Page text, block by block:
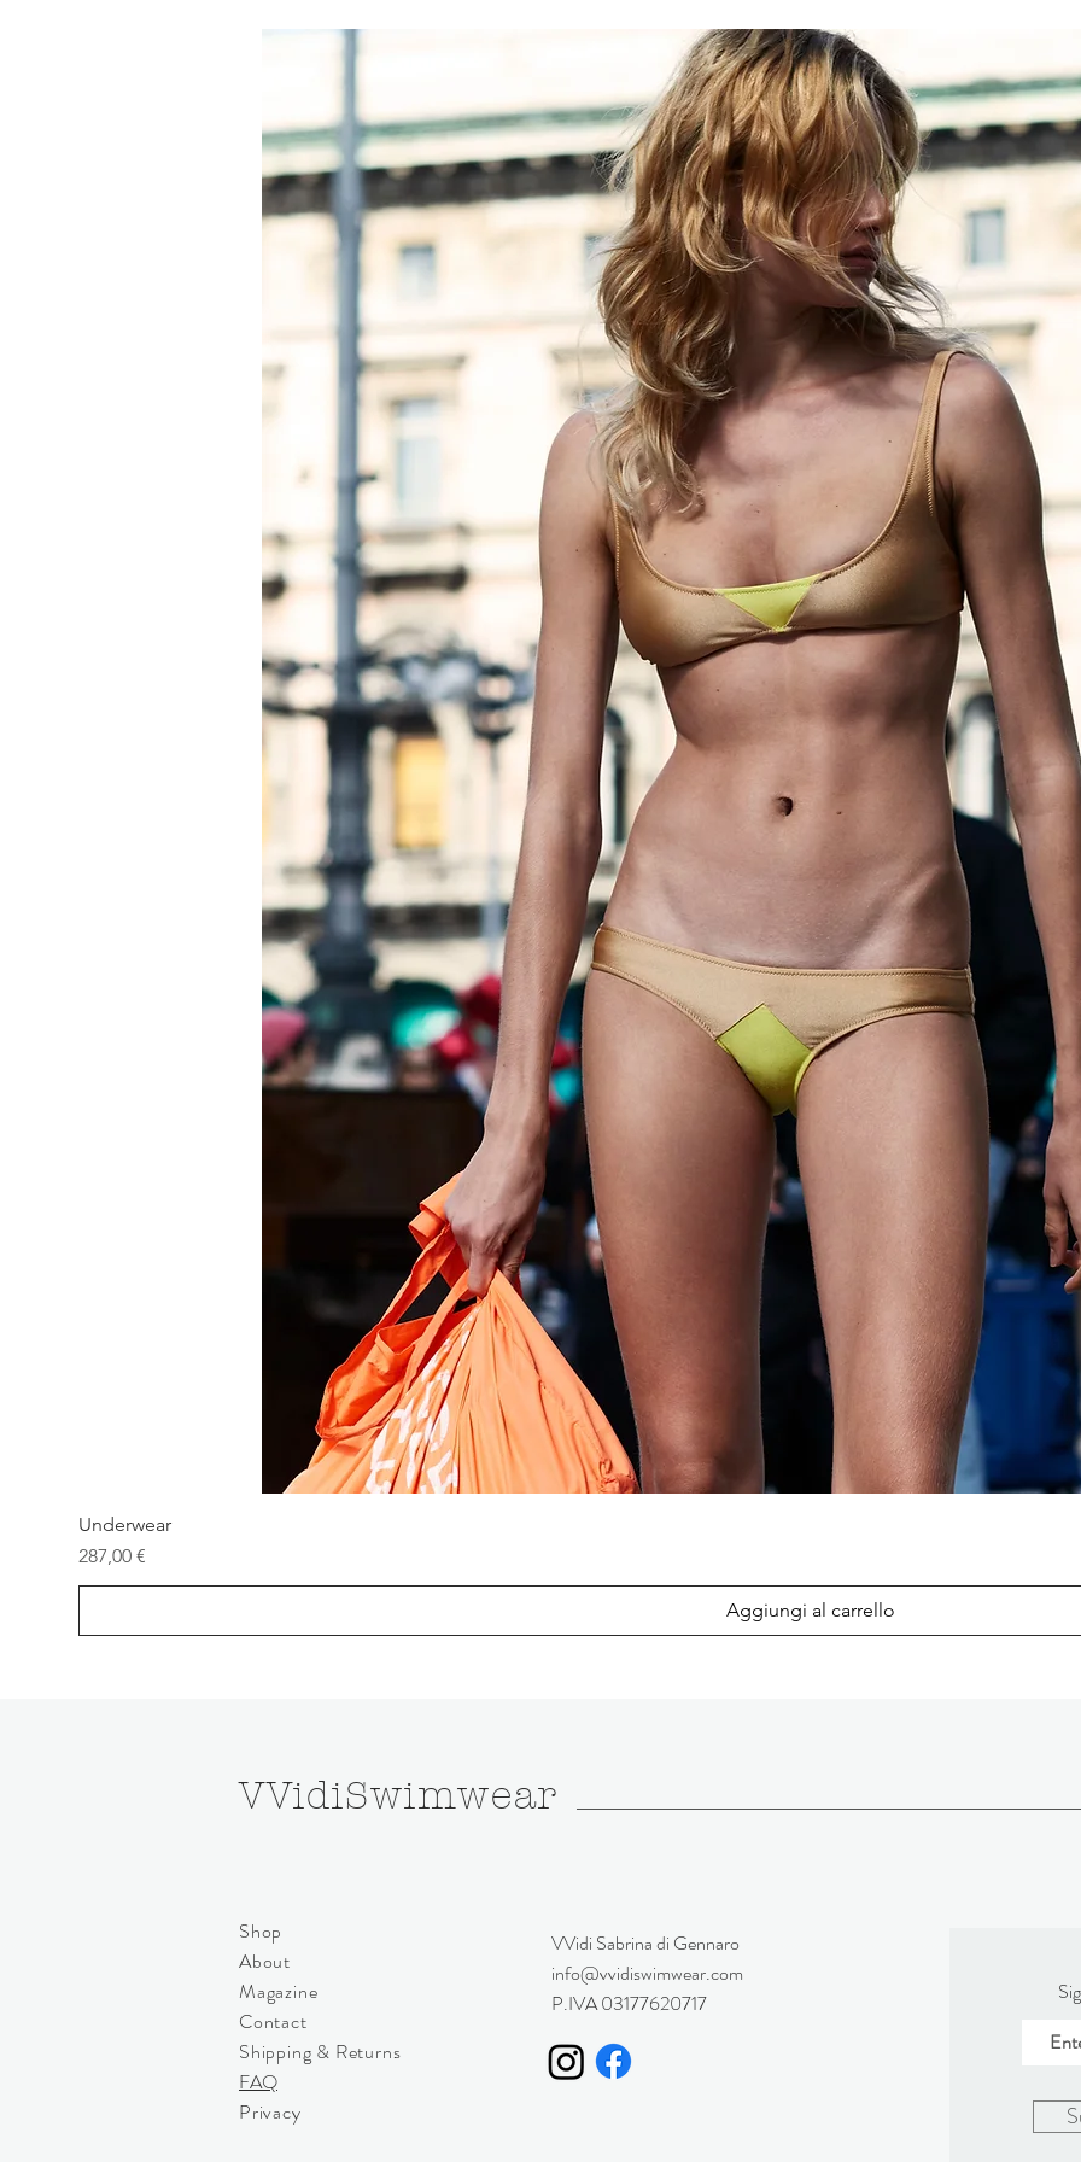
Underwear
Prezzo
287,00 €
Aggiungi al carrello
VVidiSwimwear
Shop
About
Magazine
Contact
Shipping & Returns
FAQ
Privacy
VVidi Sabrina di Gennaro
info@vvidiswimwear.com
P.IVA 03177620717